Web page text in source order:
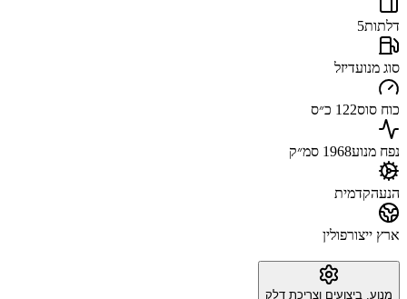
דלתות5
סוג מנועדיזל
כוח סוס122 כ״ס
נפח מנוע1968 סמ״ק
הנעהקדמית
ארץ ייצורפולין
מנוע, ביצועים וצריכת דלק